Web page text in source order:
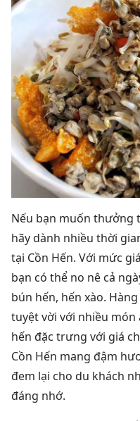
Nếu bạn muốn thưởng
hãy dành nhiều thời
tại Cồn Hến. Với mức
bạn có thể no nê cả
bún hến, hến xào.
tuyệt vời với nhiều
hến đặc trưng với giá
Cồn Hến mang đậm
đem lại cho du khách
đáng nhớ.